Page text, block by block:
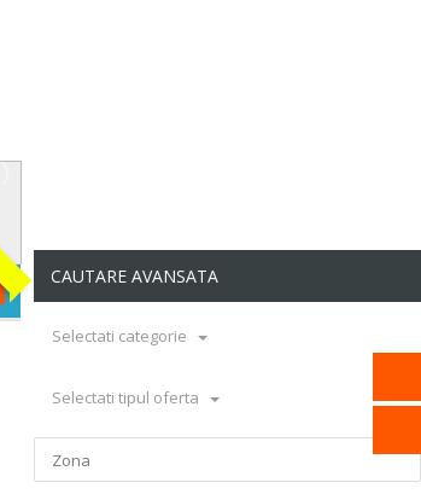
CAUTARE AVANSATA
Selectati categorie
Selectati tipul oferta